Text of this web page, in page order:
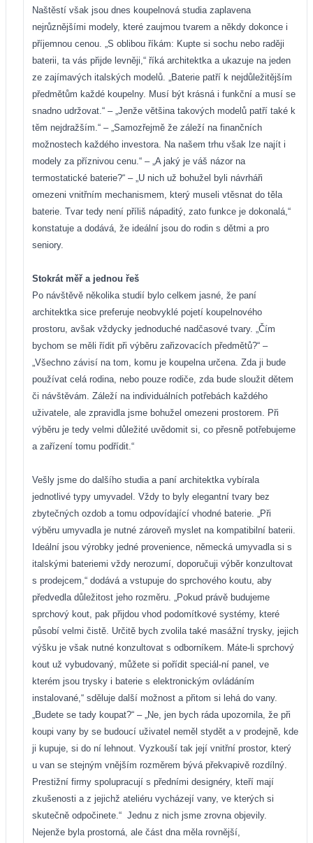
Naštěstí však jsou dnes koupelnová studia zaplavena
nejrůznějšími modely, které zaujmou tvarem a někdy dokonce i
příjemnou cenou. „S oblibou říkám: Kupte si sochu nebo raději
baterii, ta vás přijde levněji,“ říká architektka a ukazuje na jeden
ze zajímavých italských modelů. „Baterie patří k nejdůležitějším
předmětům každé koupelny. Musí být krásná i funkční a musí se
snadno udržovat.“ – „Jenže většina takových modelů patří také k
těm nejdražším.“ – „Samozřejmě že záleží na finančních
možnostech každého investora. Na našem trhu však lze najít i
modely za příznivou cenu.“ – „A jaký je váš názor na
termostatické baterie?“ – „U nich už bohužel byli návrháři
omezeni vnitřním mechanismem, který museli vtěsnat do těla
baterie. Tvar tedy není příliš nápaditý, zato funkce je dokonalá,“
konstatuje a dodává, že ideální jsou do rodin s dětmi a pro
seniory.
Stokrát měř a jednou řeš
Po návštěvě několika studií bylo celkem jasné, že paní
architektka sice preferuje neobvyklé pojetí koupelnového
prostoru, avšak vždycky jednoduché nadčasové tvary. „Čím
bychom se měli řídit při výběru zařizovacích předmětů?“ –
„Všechno závisí na tom, komu je koupelna určena. Zda ji bude
používat celá rodina, nebo pouze rodiče, zda bude sloužit dětem
či návštěvám. Záleží na individuálních potřebách každého
uživatele, ale zpravidla jsme bohužel omezeni prostorem. Při
výběru je tedy velmi důležité uvědomit si, co přesně potřebujeme
a zařízení tomu podřídit.“
Vešly jsme do dalšího studia a paní architektka vybírala
jednotlivé typy umyvadel. Vždy to byly elegantní tvary bez
zbytečných ozdob a tomu odpovídající vhodné baterie. „Při
výběru umyvadla je nutné zároveň myslet na kompatibilní baterii.
Ideální jsou výrobky jedné provenience, německá umyvadla si s
italskými bateriemi vždy nerozumí, doporučuji výběr konzultovat
s prodejcem,“ dodává a vstupuje do sprchového koutu, aby
předvedla důležitost jeho rozměru. „Pokud právě budujeme
sprchový kout, pak přijdou vhod podomítkové systémy, které
působí velmi čistě. Určitě bych zvolila také masážní trysky, jejich
výšku je však nutné konzultovat s odborníkem. Máte-li sprchový
kout už vybudovaný, můžete si pořídit speciál-ní panel, ve
kterém jsou trysky i baterie s elektronickým ovládáním
instalované,“ sděluje další možnost a přitom si lehá do vany.
„Budete se tady koupat?“ – „Ne, jen bych ráda upozornila, že při
koupi vany by se budoucí uživatel neměl stydět a v prodejně, kde
ji kupuje, si do ní lehnout. Vyzkouší tak její vnitřní prostor, který
u van se stejným vnějším rozměrem bývá překvapivě rozdílný.
Prestižní firmy spolupracují s předními designéry, kteří mají
zkušenosti a z jejichž ateliéru vycházejí vany, ve kterých si
skutečně odpočinete.“ Jednu z nich jsme zrovna objevily.
Nejenže byla prostorná, ale část dna měla rovnější,